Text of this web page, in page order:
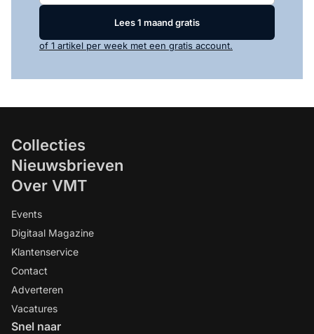
Lees 1 maand gratis
of 1 artikel per week met een gratis account.
Collecties
Nieuwsbrieven
Over VMT
Events
Digitaal Magazine
Klantenservice
Contact
Adverteren
Vacatures
Snel naar